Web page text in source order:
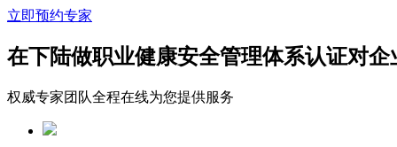
立即预约专家
在下陆做职业健康安全管理体系认证对企
权威专家团队全程在线为您提供服务